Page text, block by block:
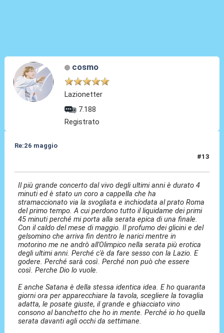
cosmo
Lazionetter
7.188
Registrato
Re:26 maggio
#13
Il più grande concerto dal vivo degli ultimi anni è durato 4
minuti ed è stato un coro a cappella che ha
stramaccionato via la svogliata e inchiodata al prato Roma
del primo tempo. A cui perdono tutto il liquidame dei primi
45 minuti perché mi porta alla serata epica di una finale.
Con il caldo del mese di maggio. Il profumo dei glicini e del
gelsomino che arriva fin dentro le narici mentre in
motorino me ne andrò all'Olimpico nella serata più erotica
degli ultimi anni. Perché c'è da fare sesso con la Lazio. E
godere. Perché sarà così. Perché non può che essere
così. Perche Dio lo vuole.
E anche Satana è della stessa identica idea. E ho quaranta
giorni ora per apparecchiare la tavola, scegliere la tovaglia
adatta, le posate giuste, il grande e ghiacciato vino
consono al banchetto che ho in mente. Perché io ho quella
serata davanti agli occhi da settimane.